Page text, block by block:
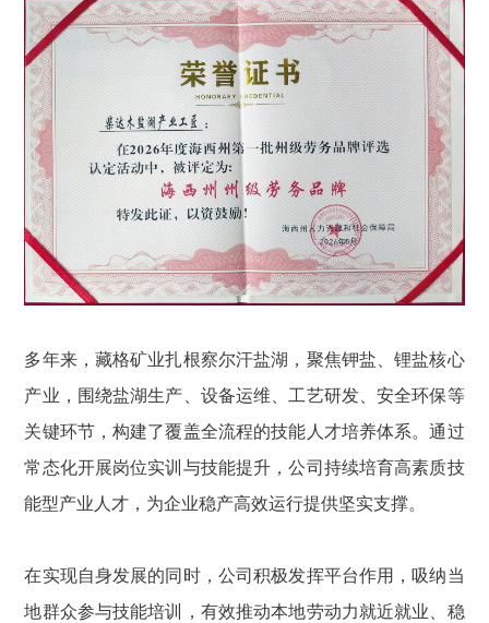
多年来，藏格矿业扎根察尔汗盐湖，聚焦钾盐、锂盐核心
产业，围绕盐湖生产、设备运维、工艺研发、安全环保等
关键环节，构建了覆盖全流程的技能人才培养体系。通过
常态化开展岗位实训与技能提升，公司持续培育高素质技
能型产业人才，为企业稳产高效运行提供坚实支撑。
在实现自身发展的同时，公司积极发挥平台作用，吸纳当
地群众参与技能培训，有效推动本地劳动力就近就业、稳